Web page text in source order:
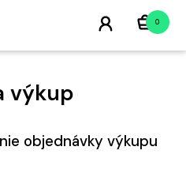
0
výkup
objednávky výkupu